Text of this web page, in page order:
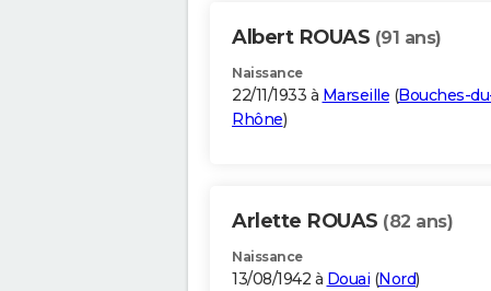
Albert ROUAS (91 ans)
Naissance
22/11/1933 à Marseille (Bouches-
Rhône)
Arlette ROUAS (82 ans)
Naissance
13/08/1942 à Douai (Nord)